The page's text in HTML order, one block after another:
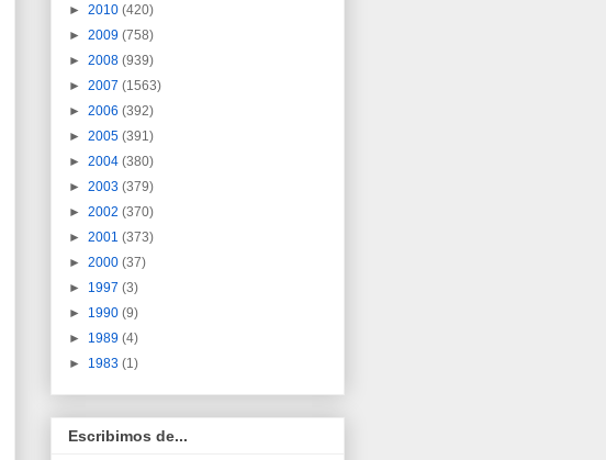
► 2010 (420)
► 2009 (758)
► 2008 (939)
► 2007 (1563)
► 2006 (392)
► 2005 (391)
► 2004 (380)
► 2003 (379)
► 2002 (370)
► 2001 (373)
► 2000 (37)
► 1997 (3)
► 1990 (9)
► 1989 (4)
► 1983 (1)
Escribimos de...